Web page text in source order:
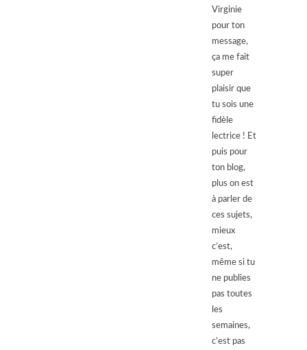
Virginie
pour ton
message,
ça me fait
super
plaisir que
tu sois une
fidèle
lectrice ! Et
puis pour
ton blog,
plus on est
à parler de
ces sujets,
mieux
c’est,
même si tu
ne publies
pas toutes
les
semaines,
c’est pas